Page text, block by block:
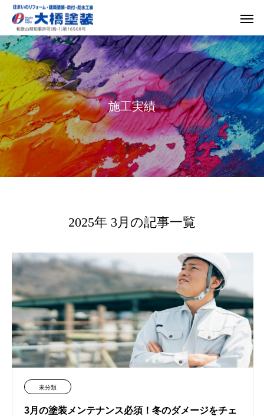
施工実績
2025年 3月の記事一覧
未分類
3月の塗装メンテナンス必須！冬のダメージをチェ